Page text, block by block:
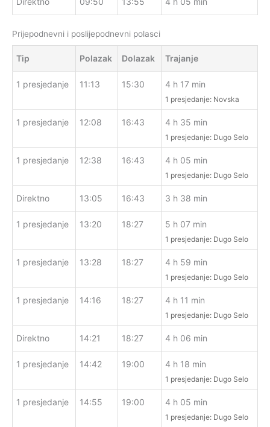
Prijepodnevni i poslijepodnevni polasci
Tip Polazak Dolazak Trajanje
1 presjedanje 11:13 15:30 4 h 17 min
1 presjedanje: Novska
1 presjedanje 12:08 16:43 4 h 35 min
1 presjedanje: Dugo Selo
1 presjedanje 12:38 16:43 4 h 05 min
1 presjedanje: Dugo Selo
Direktno 13:05 16:43 3 h 38 min
1 presjedanje 13:20 18:27 5 h 07 min
1 presjedanje: Dugo Selo
1 presjedanje 13:28 18:27 4 h 59 min
1 presjedanje: Dugo Selo
1 presjedanje 14:16 18:27 4 h 11 min
1 presjedanje: Dugo Selo
Direktno 14:21 18:27 4 h 06 min
1 presjedanje 14:42 19:00 4 h 18 min
1 presjedanje: Dugo Selo
1 presjedanje 14:55 19:00 4 h 05 min
1 presjedanje: Dugo Selo